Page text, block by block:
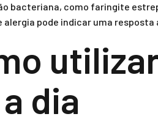
bacteriana, como faringite
alergia pode indicar uma resposta
dia